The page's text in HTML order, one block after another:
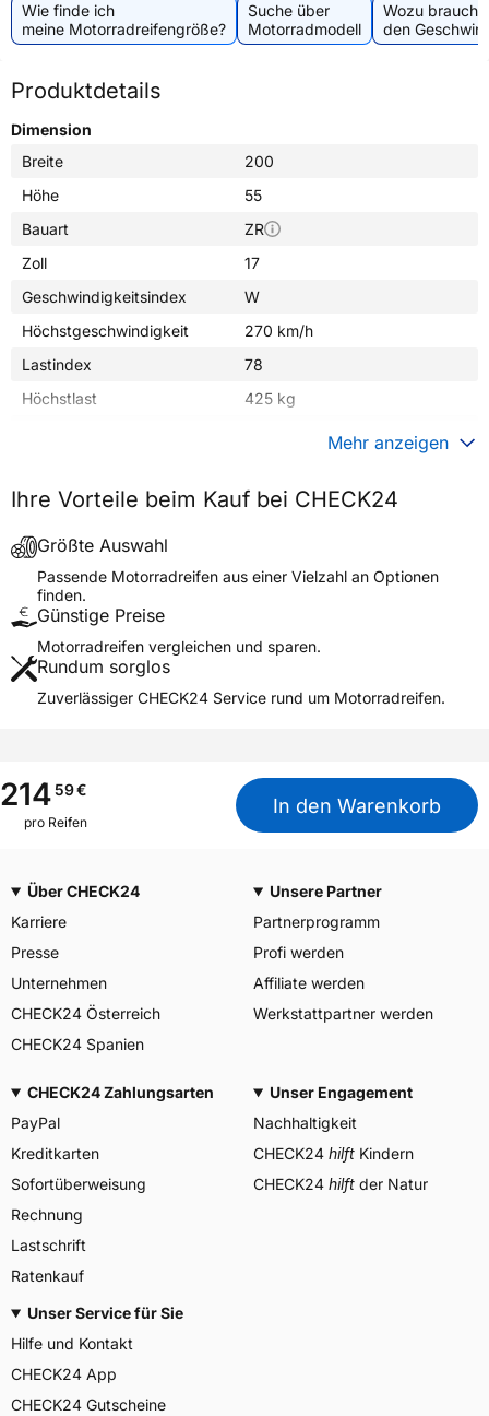
Wie finde ich
meine Motorradreifengröße?
Suche über
Motorradmodell
Wozu
den
Produktdetails
Dimension
Breite
200
Höhe
55
Bauart
ZR
Zoll
17
Geschwindigkeitsindex
W
Höchstgeschwindigkeit
270 km/h
Lastindex
78
Höchstlast
425 kg
Fahrzeugtyp
Motorrad
Verwendung
Modellname
SPORTSMART MK4 REAR
Reifenposition
Motorradtyp
Super Sport
Weitere Eigenschaften
M+S
Nein
Motorrad Kennzeichnung
M/C
Allgemeine Produktsicherheit (GPSR)
Herstellerkontakt
Goodyear S.A. Innovation
Center, Avenue Gordon Smith
7750 Colmar-Berg
Luxemburg,
Mehr anzeigen
Ihre Vorteile beim Kauf bei CHECK24
Größte Auswahl
Passende Motorradreifen aus einer Vielzahl an Optionen
finden.
Günstige Preise
Motorradreifen vergleichen und sparen.
Rundum sorglos
Zuverlässiger CHECK24 Service rund um Motorradreifen.
21459€
pro Reifen
In den Warenkorb
Über CHECK24
Karriere
Presse
Unternehmen
CHECK24 Österreich
CHECK24 Spanien
Unsere Partner
Partnerprogramm
Profi werden
Affiliate werden
Werkstattpartner werden
CHECK24 Zahlungsarten
PayPal
Kreditkarten
Sofortüberweisung
Rechnung
Lastschrift
Ratenkauf
Unser Engagement
Nachhaltigkeit
CHECK24 hilft Kindern
CHECK24 hilft der Natur
Unser Service für Sie
Hilfe und Kontakt
CHECK24 App
CHECK24 Gutscheine